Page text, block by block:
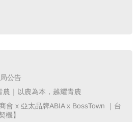
公告
｜以農為本，越耀青農
會 x 亞太品牌ABIA x BossTown ｜台
機】